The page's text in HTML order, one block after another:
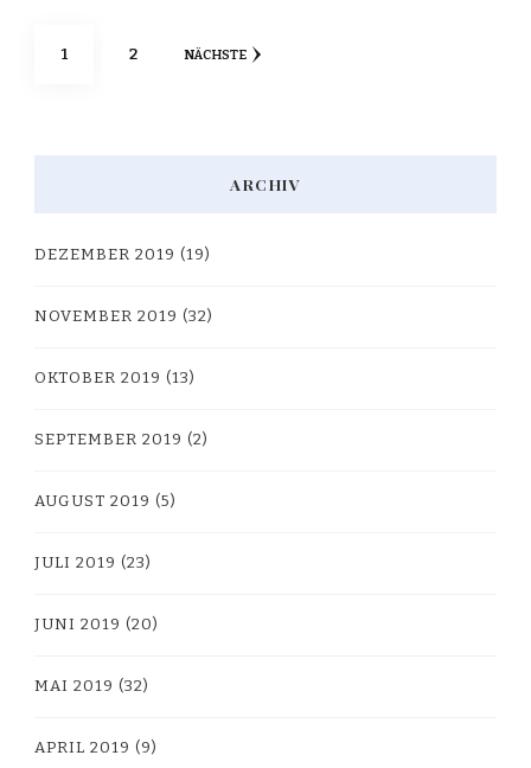
Seitennummerierung
SEITE
1 SEITE
2 NÄCHSTE
ARCHIV
DEZEMBER 2019 (19)
NOVEMBER 2019 (32)
OKTOBER 2019 (13)
SEPTEMBER 2019 (2)
AUGUST 2019 (5)
JULI 2019 (23)
JUNI 2019 (20)
MAI 2019 (32)
APRIL 2019 (9)